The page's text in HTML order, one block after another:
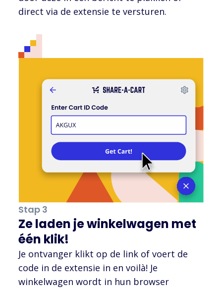
direct via de extensie te versturen.
Stap 3
Ze laden je winkelwagen met
één klik!
Je ontvanger klikt op de link of voert de
code in de extensie in en voilà! Je
winkelwagen wordt in hun browser